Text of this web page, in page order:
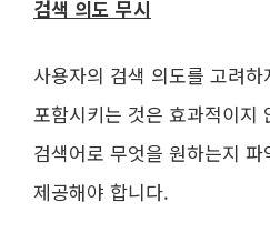
검색 의도 무시
사용자의 검색 의도를 고려
포함시키는 것은 효과적이지
검색어로 무엇을 원하는지
제공해야 합니다.